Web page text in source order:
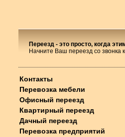
Переезд - это просто, когда
Начните Ваш переезд со звонка
Контакты
Перевозка мебели
Офисный переезд
Квартирный переезд
Дачный переезд
Перевозка предприятий